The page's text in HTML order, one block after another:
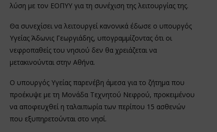
λύση με τον ΕΟΠΥΥ για τη συνέχιση της λειτουργίας της.
Θα συνεχίσει να λειτουργεί κανονικά έδωσε ο υπουργός
Υγείας Άδωνις Γεωργιάδης, υπογραμμίζοντας ότι οι
νεφροπαθείς του νησιού δεν θα χρειάζεται να
μετακινούνται στην Αθήνα.
Ο υπουργός Υγείας παρενέβη άμεσα για το ζήτημα που
προέκυψε με τη Μονάδα Τεχνητού Νεφρού, προκειμένου
να αποφευχθεί η ταλαιπωρία των περίπου 15 ασθενών
που εξυπηρετούνται στο νησί.